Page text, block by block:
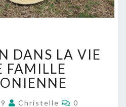
DANS LA VIE
FAMILLE
Christelle
0